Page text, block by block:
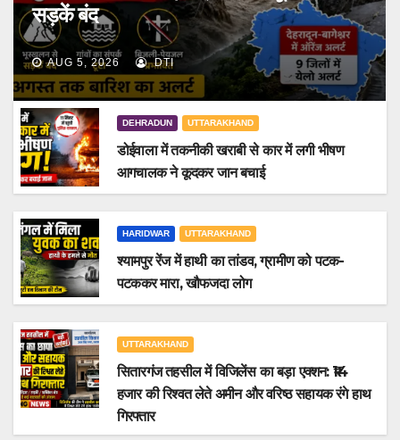
सड़कें बंद
AUG 5, 2026 DTI
DEHRADUN UTTARAKHAND
डोईवाला में तकनीकी खराबी से कार में लगी भीषण
आगचालक ने कूदकर जान बचाई
HARIDWAR UTTARAKHAND
श्यामपुर रेंज में हाथी का तांडव, ग्रामीण को पटक-
पटककर मारा, खौफजदा लोग
UTTARAKHAND
सितारगंज तहसील में विजिलेंस का बड़ा एक्शन: ₹14
हजार की रिश्वत लेते अमीन और वरिष्ठ सहायक रंगे हाथ
गिरफ्तार